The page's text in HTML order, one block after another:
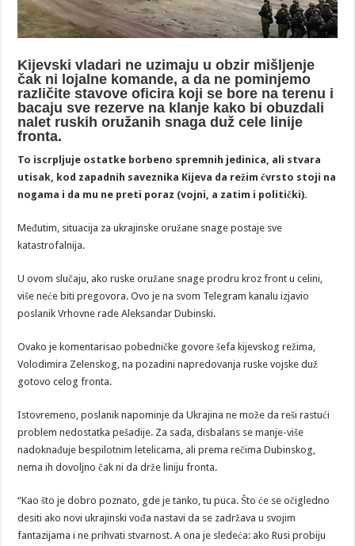
Kijevski vladari ne uzimaju u obzir mišljenje
čak ni lojalne komande, a da ne pominjemo
različite stavove oficira koji se bore na terenu i
bacaju sve rezerve na klanje kako bi obuzdali
nalet ruskih oružanih snaga duž cele linije
fronta.
To iscrpljuje ostatke borbeno spremnih jedinica, ali stvara
utisak, kod zapadnih saveznika Kijeva da režim čvrsto stoji na
nogama i da mu ne preti poraz (vojni, a zatim i politički).
Međutim, situacija za ukrajinske oružane snage postaje sve
katastrofalnija.
U ovom slučaju, ako ruske oružane snage prodru kroz front u celini,
više neće biti pregovora. Ovo je na svom Telegram kanalu izjavio
poslanik Vrhovne rade Aleksandar Dubinski.
Ovako je komentarisao pobedničke govore šefa kijevskog režima,
Volodimira Zelenskog, na pozadini napredovanja ruske vojske duž
gotovo celog fronta.
Istovremeno, poslanik napominje da Ukrajina ne može da reši rastući
problem nedostatka pešadije. Za sada, disbalans se manje-više
nadoknađuje bespilotnim letelicama, ali prema rečima Dubinskog,
nema ih dovoljno čak ni da drže liniju fronta.
“Kao što je dobro poznato, gde je tanko, tu puca. Što će se očigledno
desiti ako novi ukrajinski vođa nastavi da se zadržava u svojim
fantazijama i ne prihvati stvarnost. A ona je sledeća: ako Rusi probiju